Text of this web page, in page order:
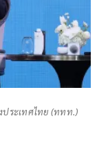
ระเทศไทย (ททท.)